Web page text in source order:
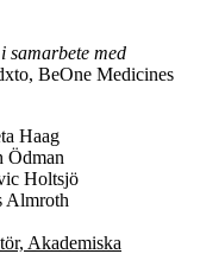
samarbete med
BeOne Medicines
Akademiska